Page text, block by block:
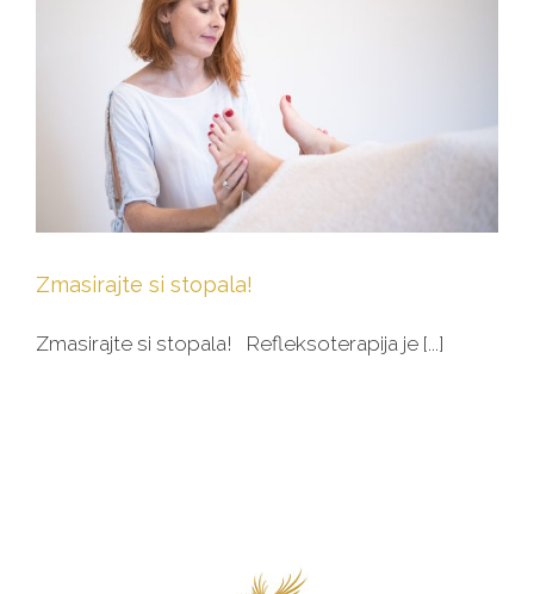
Zmasirajte si stopala!
Zmasirajte si stopala! Refleksoterapija je [...]